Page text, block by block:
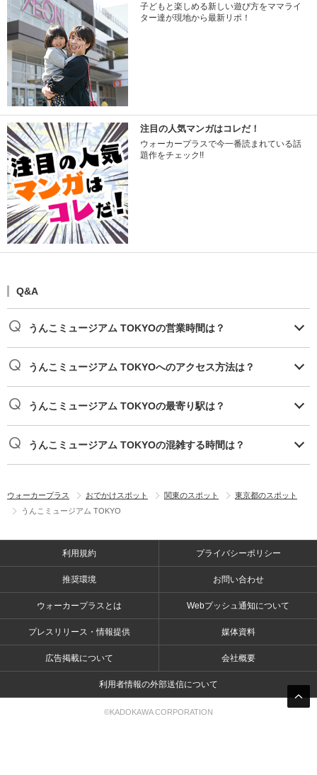
子どもと楽しめる新しい遊び方をママライ
ター達が現地から最新リポ！
注目の人気マンガはコレだ！
ウォーカープラスで今一番読まれている話
題作をチェック!!
Q&A
うんこミュージアム TOKYOの営業時間は？
うんこミュージアム TOKYOへのアクセス方法は？
うんこミュージアム TOKYOの最寄り駅は？
うんこミュージアム TOKYOの混雑する時間は？
ウォーカープラス おでかけスポット 関東のスポット
東京都のスポット
うんこミュージアム TOKYO
利用規約 プライバシーポリシー
推奨環境 お問い合わせ
ウォーカープラスとは Webプッシュ通知について
プレスリリース・情報提供 媒体資料
広告掲載について 会社概要
利用者情報の外部送信について
©KADOKAWA CORPORATION